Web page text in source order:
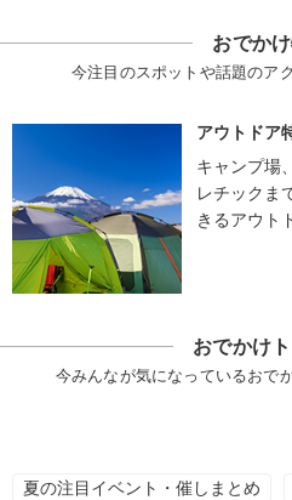
おでか
今注目のスポットや話題のア
アウトドア
キャンプ場
レチックま
きるアウト
おでかけ
今みんなが気になっているおで
夏の注目イベント・催しまとめ